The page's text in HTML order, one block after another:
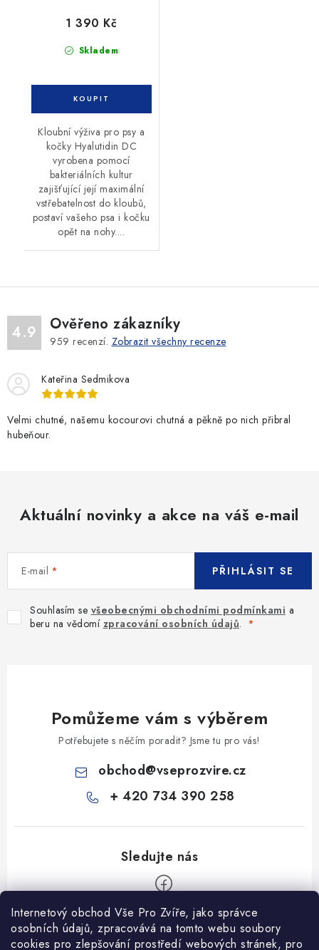
Internetový obchod Vše Pro Zvíře, jako správce
osobních údajů, zpracovává na tomto webu soubory
cookies pro zlepšování prostředí webových stránek, pro
Skladem
1 390 Kč
Kloubní výživa pro psy a
kočky Hyalutidin DC
vyrobena pomocí
bakteriálních kultur
zajišťující její maximální
vstřebatelnost do kloubů,
postaví vašeho psa i kočku
opět na nohy....
4.9 Ověřeno zákazníky
959 recenzí. Zobrazit všechny recenze
Kateřina Sedmikova
Velmi chutné, našemu kocourovi chutná a pěkně po nich přibral
hubeňour.
Aktuální novinky a akce na váš e-mail
E-mail
Souhlasím se všeobecnými obchodními podmínkami a
beru na vědomí zpracování osobních údajů.
PŘIHLÁSIT SE
Pomůžeme vám s výběrem
Potřebujete s něčím poradit? Jsme tu pro vás!
obchod@vseprozvire.cz
+ 420 734 390 258